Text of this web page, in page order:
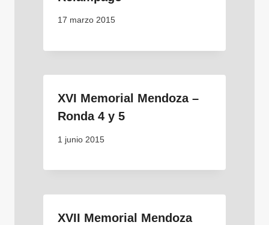
17 marzo 2015
XVI Memorial Mendoza –
Ronda 4 y 5
1 junio 2015
XVII Memorial Mendoza